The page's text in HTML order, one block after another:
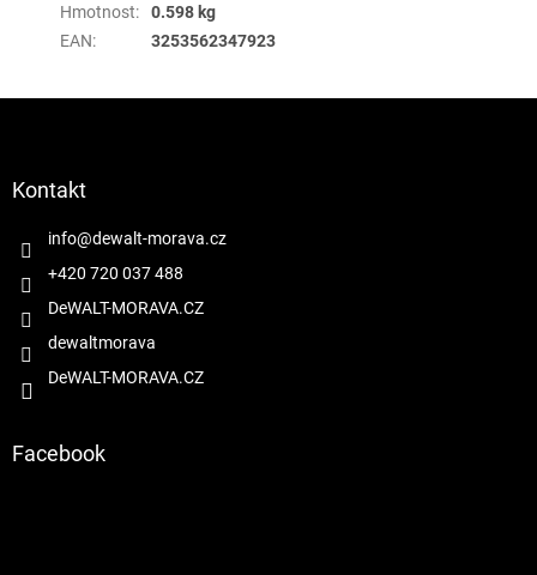
Hmotnost:
0.598 kg
EAN: 3253562347923
Kontakt
info@dewalt-morava.cz
+420 720 037 488
DeWALT-MORAVA.CZ
dewaltmorava
DeWALT-MORAVA.CZ
Facebook